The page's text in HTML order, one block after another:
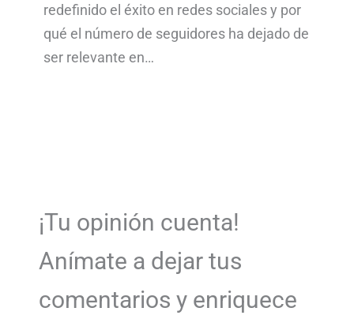
redefinido el éxito en redes sociales y por
qué el número de seguidores ha dejado de
ser relevante en…
¡Tu opinión cuenta!
Anímate a dejar tus
comentarios y enriquece